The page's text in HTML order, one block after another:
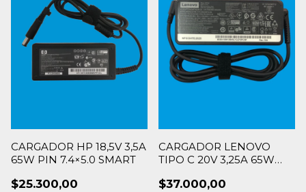
CARGADOR HP 18,5V 3,5A
65W PIN 7.4×5.0 SMART
$25.300,00
CARGADOR LENOVO
TIPO C 20V 3,25A 65W
$37.000,00